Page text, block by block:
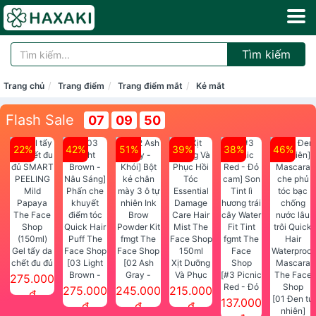
Tìm kiếm
Trang chủ Trang điểm Trang điểm mắt Kẻ mắt
Flash Sale 07 09 49
22%
Gel tẩy da
chết đu đủ
SMART
PEELING
275.000
đ
42%
[03 Light
Brown -
Nâu Sáng]
Phấn che
275.000
đ
51%
[02 Ash
Gray -
Khói] Bột
kẻ chân
245.000
đ
39%
Xịt Dưỡng
Và Phục
Hồi Tóc
Essential
215.000
đ
38%
[#3 Picnic
Red - Đỏ
cam] Son
137.000
46%
[01 Đen tự
nhiên]